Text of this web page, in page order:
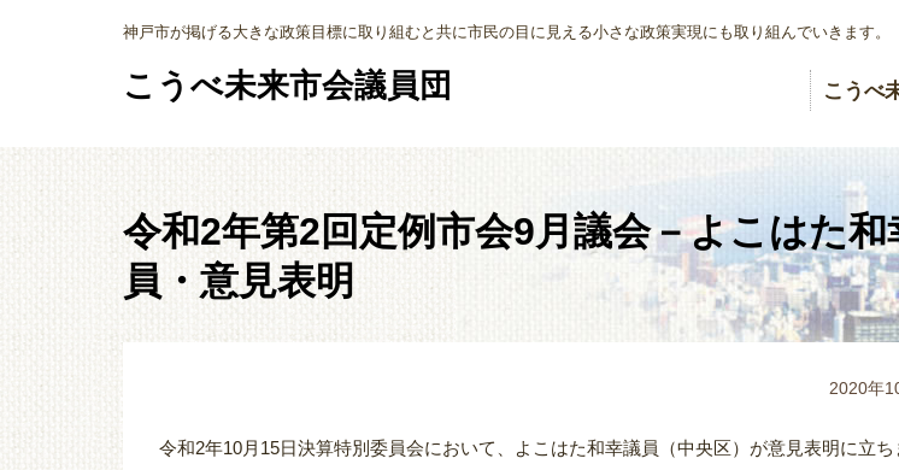
神戸市が掲げる大きな政策目標に取り組むと共に市民の目に見える小さな政策実現にも取り組んでいきます。
こうべ未来市会議員団 こうべ
令和2年第2回定例市会9月議会－よこはた和
員・意見表明
2020年
令和2年10月15日決算特別委員会において、よこはた和幸議員（中央区）が意見表明に立ち